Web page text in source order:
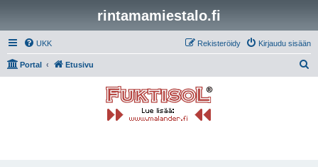
rintamamiestalo.fi
UKK Kirjaudu sisään
Rekisteröidy
Portal Etusivu